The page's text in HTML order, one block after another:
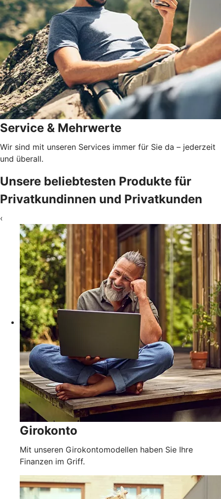
Service & Mehrwerte
Wir sind mit unseren Services immer für Sie da – jederzeit
und überall.
Unsere beliebtesten Produkte für
Privatkundinnen und Privatkunden
‹
Girokonto
Mit unseren Girokontomodellen haben Sie Ihre
Finanzen im Griff.